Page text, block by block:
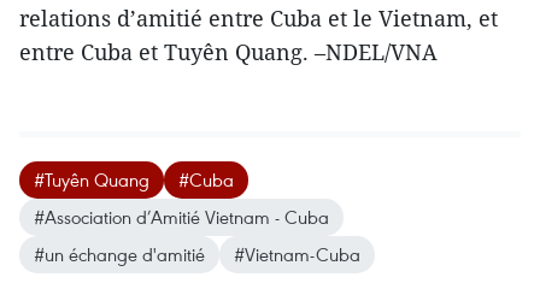
relations d’amitié entre Cuba et le Vietnam, et
entre Cuba et Tuyên Quang. –NDEL/VNA
#Tuyên Quang
#Cuba
#Association d’Amitié Vietnam - Cuba
#un échange d'amitié
#Vietnam-Cuba